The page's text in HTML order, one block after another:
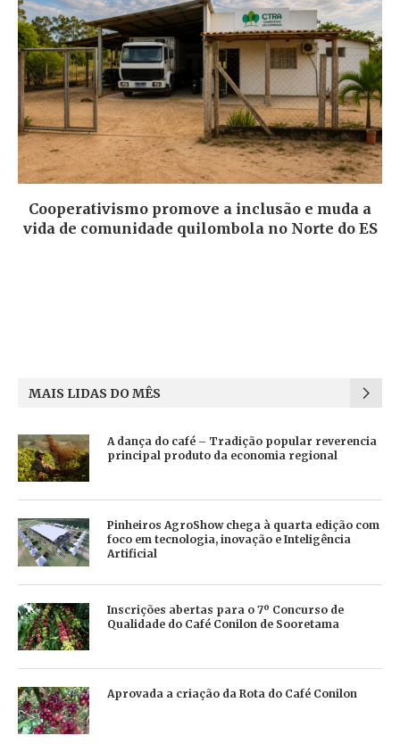
Cooperativismo promove a inclusão e muda a
vida de comunidade quilombola no Norte do ES
MAIS LIDAS DO MÊS
A dança do café – Tradição popular reverencia
principal produto da economia regional
Pinheiros AgroShow chega à quarta edição com
foco em tecnologia, inovação e Inteligência
Artificial
Inscrições abertas para o 7º Concurso de
Qualidade do Café Conilon de Sooretama
Aprovada a criação da Rota do Café Conilon